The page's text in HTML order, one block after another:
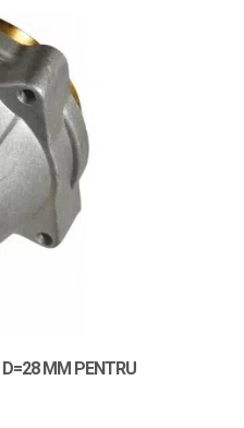
D=28 MM PENTRU